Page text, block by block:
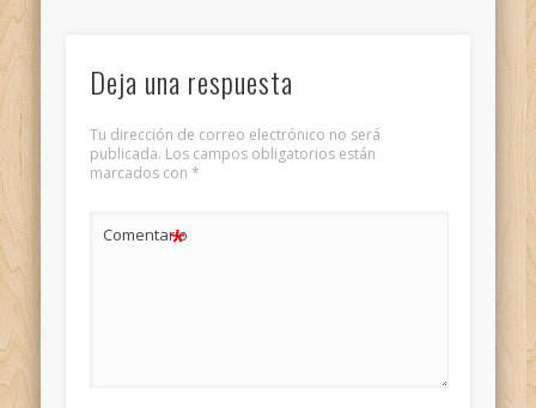
Deja una respuesta
Tu dirección de correo electrónico no será
publicada. Los campos obligatorios están
marcados con *
Comentario
*